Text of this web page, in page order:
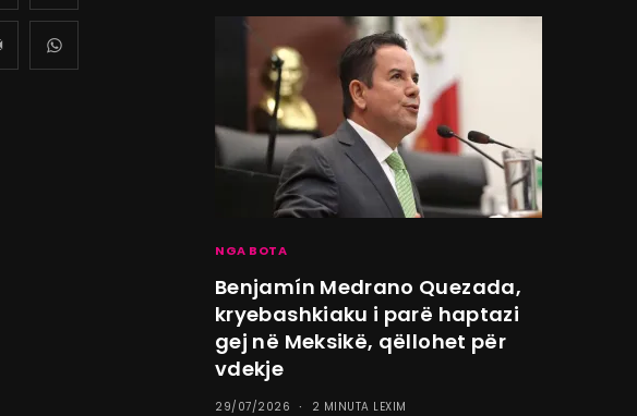
NGA BOTA
Benjamín Medrano Quezada,
kryebashkiaku i parë haptazi
gej në Meksikë, qëllohet për
vdekje
29/07/2026 2 MINUTA LEXIM